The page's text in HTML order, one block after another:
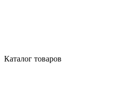
Каталог товаров